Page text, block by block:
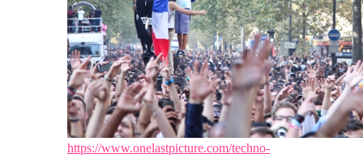
https://www.onelastpicture.com/techno-